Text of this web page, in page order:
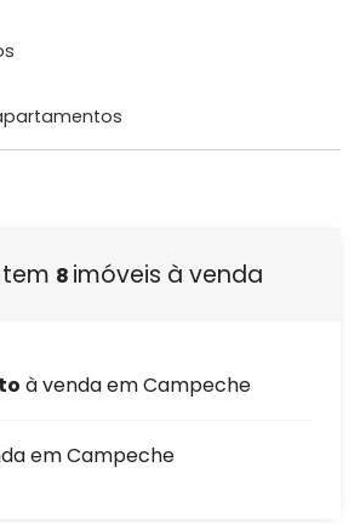
8 imóveis à venda
à venda em Campeche
em Campeche